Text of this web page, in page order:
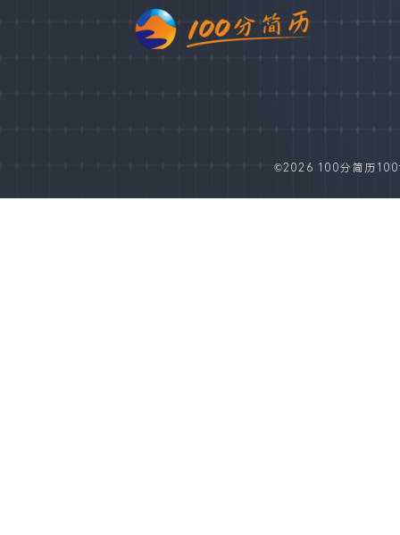
©2026 100分简历